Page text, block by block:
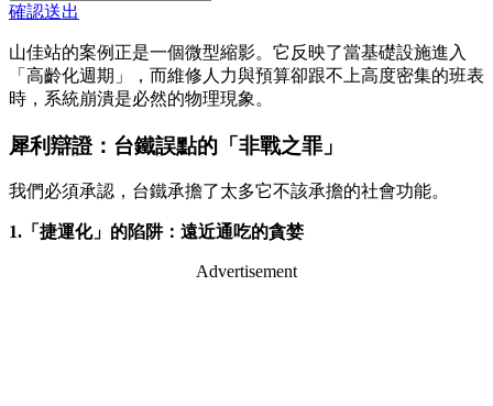
確認送出
山佳站的案例正是一個微型縮影。它反映了當基礎設施進入
「高齡化週期」，而維修人力與預算卻跟不上高度密集的班表
時，系統崩潰是必然的物理現象。
犀利辯證：台鐵誤點的「非戰之罪」
我們必須承認，台鐵承擔了太多它不該承擔的社會功能。
1. 「捷運化」的陷阱：遠近通吃的貪婪
Advertisement